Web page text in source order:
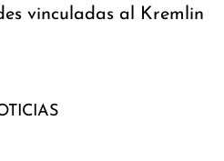
vinculadas al Kremlin